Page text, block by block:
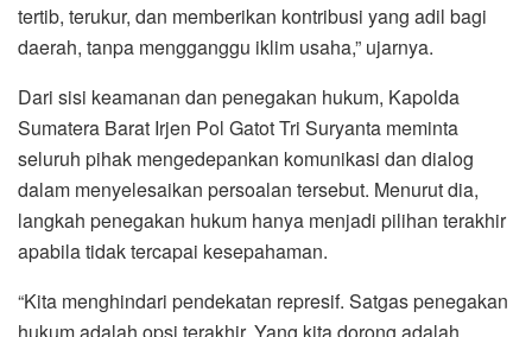
tertib, terukur, dan memberikan kontribusi yang adil bagi
daerah, tanpa mengganggu iklim usaha,” ujarnya.
Dari sisi keamanan dan penegakan hukum, Kapolda
Sumatera Barat Irjen Pol Gatot Tri Suryanta meminta
seluruh pihak mengedepankan komunikasi dan dialog
dalam menyelesaikan persoalan tersebut. Menurut dia,
langkah penegakan hukum hanya menjadi pilihan terakhir
apabila tidak tercapai kesepahaman.
“Kita menghindari pendekatan represif. Satgas penegakan